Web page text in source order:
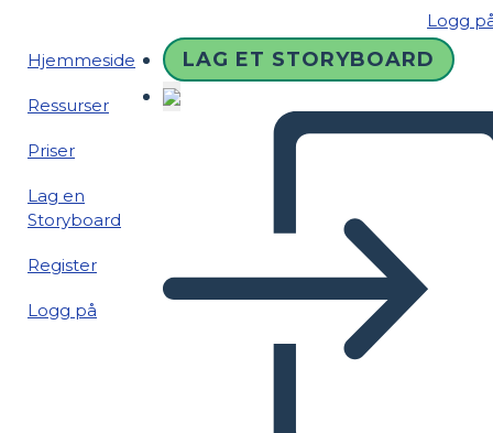
Logg
Hjemmeside
Ressurser
Priser
Lag en
Storyboard
Register
Logg på
LAG ET STORYBOARD